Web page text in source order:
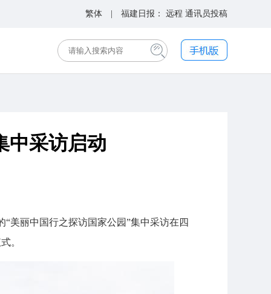
繁体 | 福建日报： 远程 通讯员投稿
中采访启动
美丽中国行之探访国家公园”集中采访在四
。